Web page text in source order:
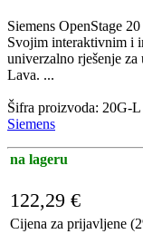
Siemens OpenStage
Svojim interaktivnim i
univerzalno rješenje
Lava. ...
Šifra proizvoda:
Siemens
na lageru
122,29 €
Cijena za prijavljene